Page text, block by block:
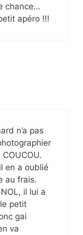
chance…
apéro !!!
n’a pas
en a oublié
au frais.
il lui a
petit
gai
va